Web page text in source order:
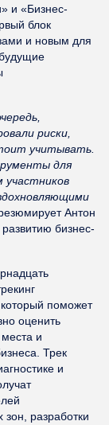
и «Бизнес-
блок
и новым для
риски,
учитывать.
для
участников
Антон
бизнес-
который поможет
оценить
и
Трек
и
разработки